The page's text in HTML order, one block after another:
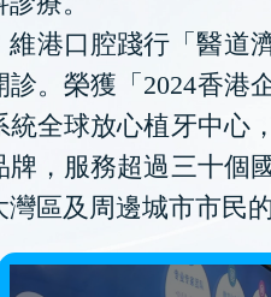
維港口腔踐行「醫道
診。榮獲「2024香港
統全球放心植牙中心
牌，服務超過三十個
灣區及周邊城市市民